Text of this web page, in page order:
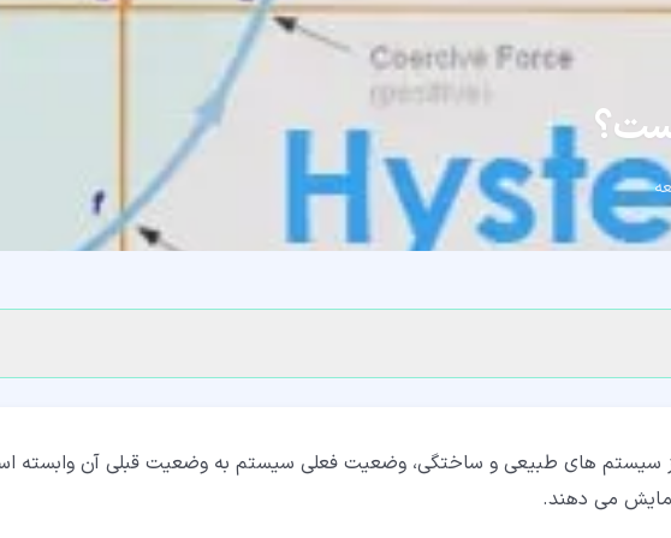
سیستم های طبیعی و ساختگی، وضعیت فعلی سیستم به وضعیت قبلی آن وابسته
می دهند.